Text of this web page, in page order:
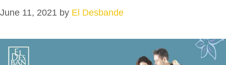
June 11, 2021 by El Desbande